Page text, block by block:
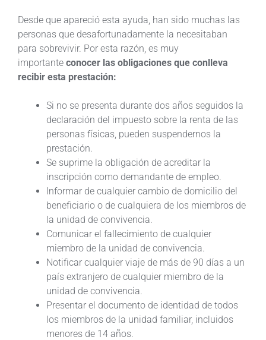
Desde que apareció esta ayuda, han sido muchas las
personas que desafortunadamente la necesitaban
para sobrevivir. Por esta razón, es muy
importante conocer las obligaciones que conlleva
recibir esta prestación:
Si no se presenta durante dos años seguidos la
declaración del impuesto sobre la renta de las
personas físicas, pueden suspendernos la
prestación.
Se suprime la obligación de acreditar la
inscripción como demandante de empleo.
Informar de cualquier cambio de domicilio del
beneficiario o de cualquiera de los miembros de
la unidad de convivencia.
Comunicar el fallecimiento de cualquier
miembro de la unidad de convivencia.
Notificar cualquier viaje de más de 90 días a un
país extranjero de cualquier miembro de la
unidad de convivencia.
Presentar el documento de identidad de todos
los miembros de la unidad familiar, incluidos
menores de 14 años.